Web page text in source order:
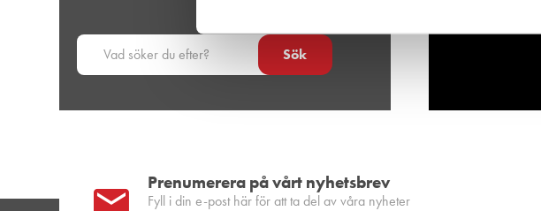
Sök
Prenumerera på vårt nyhetsbrev
Fyll i din e-post här för att ta del av våra nyheter